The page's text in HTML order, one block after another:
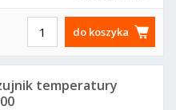
do koszyka
temperatury